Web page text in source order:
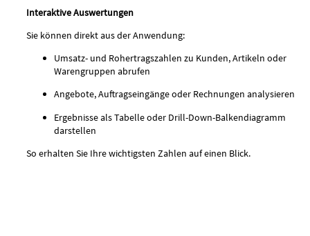
Interaktive Auswertungen
Sie können direkt aus der Anwendung:
Umsatz- und Rohertragszahlen zu Kunden, Artikeln oder
Warengruppen abrufen
Angebote, Auftragseingänge oder Rechnungen analysieren
Ergebnisse als Tabelle oder Drill-Down-Balkendiagramm
darstellen
So erhalten Sie Ihre wichtigsten Zahlen auf einen Blick.